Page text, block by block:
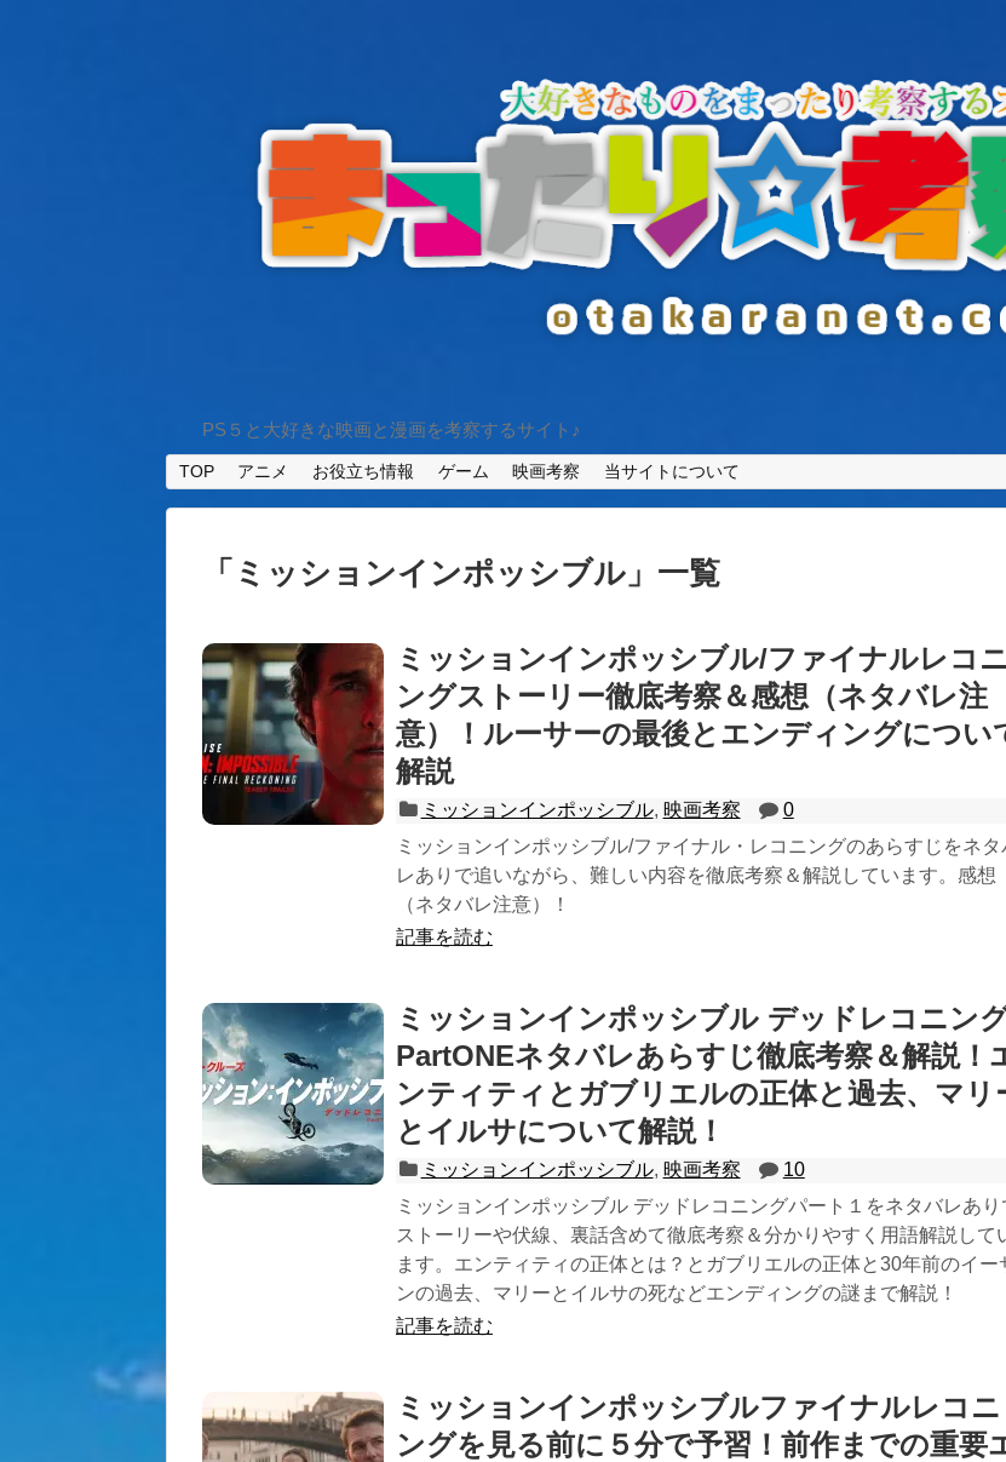
PS５と大好きな映画と漫画を考察するサイト♪
TOP アニメ お役立ち情報 ゲーム 映画考察 当サイトについて
「 ミッションインポッシブル 」 一覧
ミッションインポッシブル/ファイナルレコニ
ングストーリー徹底考察＆感想（ネタバレ注
意）！ルーサーの最後とエンディングについ
解説
ミッションインポッシブル, 映画考察
0
ミッションインポッシブル/ファイナル・レコニングのあらすじをネタ
レありで追いながら、難しい内容を徹底考察＆解説しています。感想
（ネタバレ注意）！
記事を読む
ミッションインポッシブル デッドレコニン
PartONEネタバレあらすじ徹底考察＆解説！
ンティティとガブリエルの正体と過去、マリ
とイルサについて解説！
ミッションインポッシブル, 映画考察
10
ミッションインポッシブル デッドレコニングパート１をネタバレあり
ストーリーや伏線、裏話含めて徹底考察＆分かりやすく用語解説して
ます。エンティティの正体とは？とガブリエルの正体と30年前のイー
ンの過去、マリーとイルサの死などエンディングの謎まで解説！
記事を読む
ミッションインポッシブルファイナルレコニ
ングを見る前に５分で予習！前作までの重要